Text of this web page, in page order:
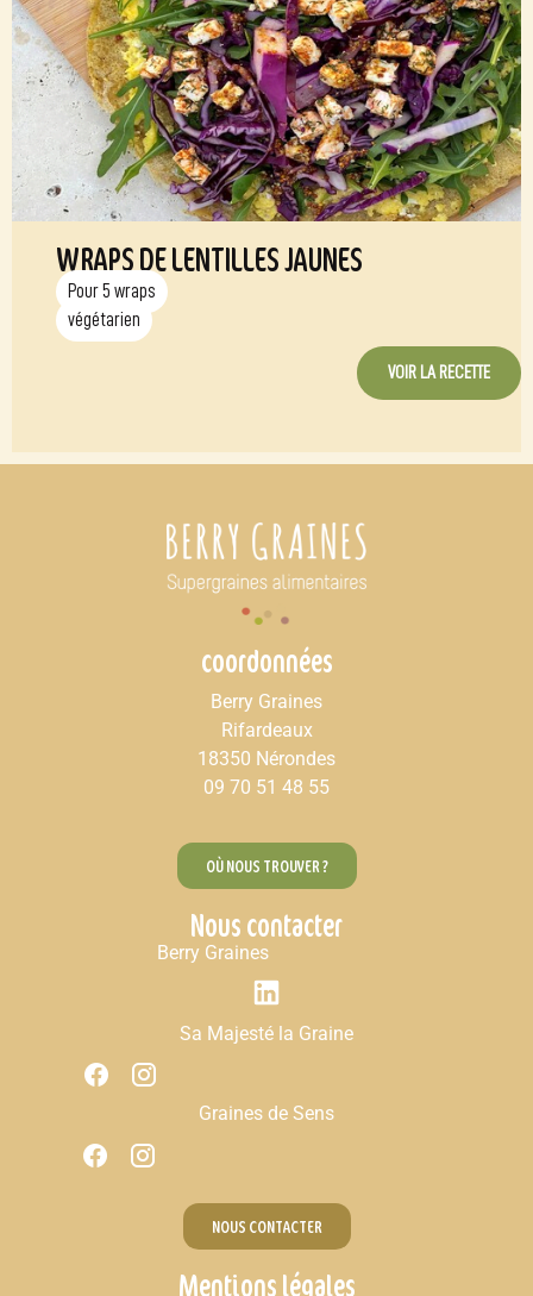
WRAPS DE LENTILLES JAUNES
Pour 5 wraps
végétarien
VOIR LA RECETTE
coordonnées
Berry Graines
Rifardeaux
18350 Nérondes
09 70 51 48 55
OÙ NOUS TROUVER ?
Nous contacter
Berry Graines
Sa Majesté la Graine
Graines de Sens
NOUS CONTACTER
Mentions légales